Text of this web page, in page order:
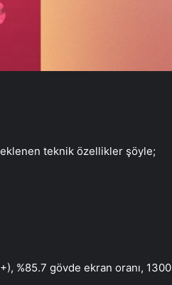
teknik özellikler şöyle;
%85.7 gövde ekran oranı, 1300